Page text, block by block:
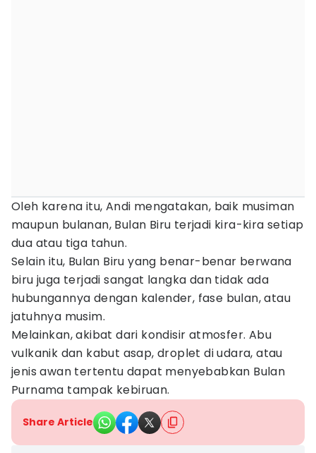
Oleh karena itu, Andi mengatakan, baik musiman
maupun bulanan, Bulan Biru terjadi kira-kira setiap
dua atau tiga tahun.
Selain itu, Bulan Biru yang benar-benar berwana
biru juga terjadi sangat langka dan tidak ada
hubungannya dengan kalender, fase bulan, atau
jatuhnya musim.
Melainkan, akibat dari kondisir atmosfer. Abu
vulkanik dan kabut asap, droplet di udara, atau
jenis awan tertentu dapat menyebabkan Bulan
Purnama tampak kebiruan.
Share Article